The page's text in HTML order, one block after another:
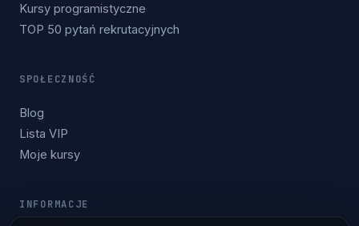
Kursy programistyczne
TOP 50 pytań rekrutacyjnych
SPOŁECZNOŚĆ
Blog
Lista VIP
Moje kursy
INFORMACJE